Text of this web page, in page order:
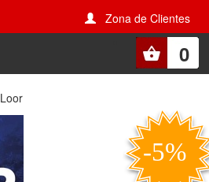
Zona de Clientes
0
Loor